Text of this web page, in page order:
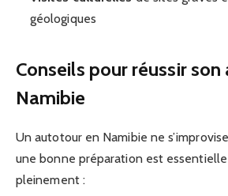
géologiques
Conseils pour réussir
Namibie
Un autotour en Namibie ne
une bonne préparation est
pleinement :